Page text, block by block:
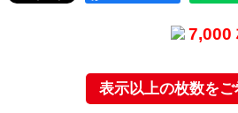
7,000
表示以上の枚数を